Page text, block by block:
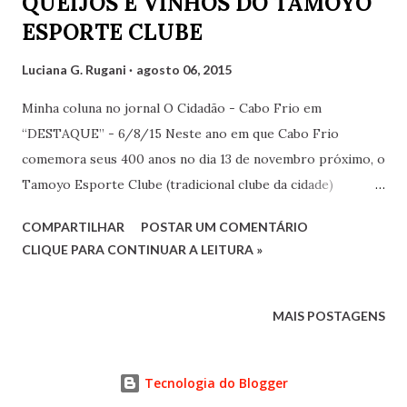
ESPORTE CLUBE
Luciana G. Rugani agosto 06, 2015
Minha coluna no jornal O Cidadão - Cabo Frio em
“DESTAQUE” - 6/8/15 Neste ano em que Cabo Frio
comemora seus 400 anos no dia 13 de novembro próximo, o
Tamoyo Esporte Clube (tradicional clube da cidade)
regressiva para a comemoração já vem sendo feita dia a dia
por meio de um relógio colocado dentro do clube. E foi
que aconteceu, no último fim de semana, a 21ª edição do
de deliciosos queijos, petiscos e pastas, além de vinhos,
COMPARTILHAR
POSTAR UM COMENTÁRIO
CLIQUE PARA CONTINUAR A LEITURA »
MAIS POSTAGENS
Tecnologia do Blogger